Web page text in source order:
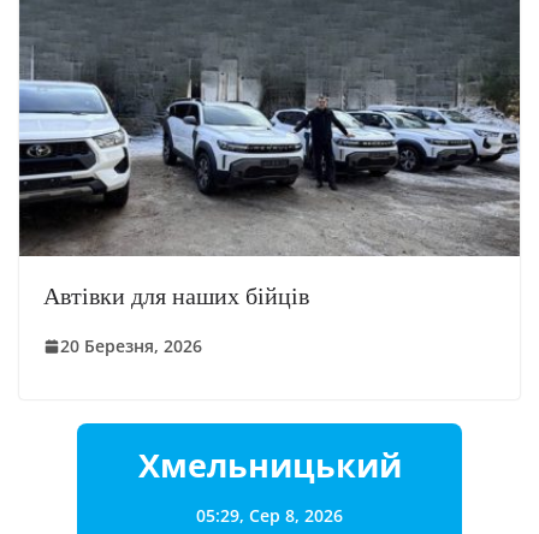
Автівки для наших бійців
20 Березня, 2026
Хмельницький
05:29, Сер 8, 2026